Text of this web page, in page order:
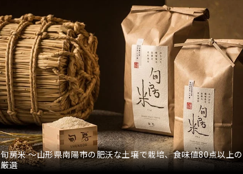
旬房米 ～山形県南陽市の肥沃な土壌で栽培、食味値80点以上
厳選